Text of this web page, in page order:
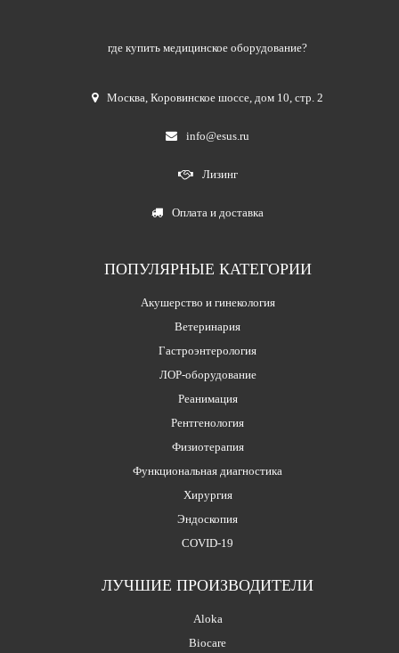
где купить медицинское оборудование?
Москва,Коровинское шоссе, дом 10, стр. 2
info@esus.ru
Лизинг
Оплата и доставка
ПОПУЛЯРНЫЕ КАТЕГОРИИ
Акушерство и гинекология
Ветеринария
Гастроэнтерология
ЛОР-оборудование
Реанимация
Рентгенология
Физиотерапия
Функциональная диагностика
Хирургия
Эндоскопия
COVID-19
ЛУЧШИЕ ПРОИЗВОДИТЕЛИ
Aloka
Biocare